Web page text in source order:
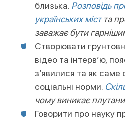
близька. Розповідь
українських містта
заважає бути
Створювати
відео та інтерв’ю,
з’явилися та як
соціальні норми.
чому виникає
Говорити про науку